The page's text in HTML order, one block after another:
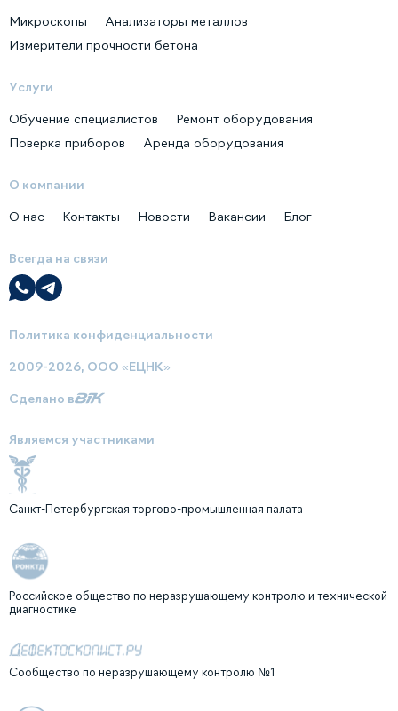
Микроскопы
Анализаторы металлов
Измерители прочности бетона
Услуги
Обучение специалистов
Ремонт оборудования
Поверка приборов
Аренда оборудования
О компании
О нас Контакты Новости Вакансии Блог
Всегда на связи
Политика конфиденциальности
2009-2026, ООО «ЕЦНК»
Сделано в
Являемся участниками
Санкт-Петербургская торгово-промышленная палата
Российское общество по неразрушающему контролю и технической
диагностике
Сообщество по неразрушающему контролю №1